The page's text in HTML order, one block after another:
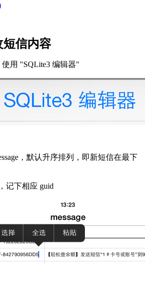
信内容
使用 "SQLite3 编辑器"
，默认升序排列，即新短信在最下
记下相应 guid